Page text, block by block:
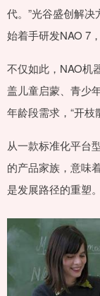
代。”光谷盛创解
始着手研发NAO 7
不仅如此，NAO机
盖儿童启蒙、青少
年龄段需求，“开枝
从一款标准化平台
的产品家族，意味
是发展路径的重塑。